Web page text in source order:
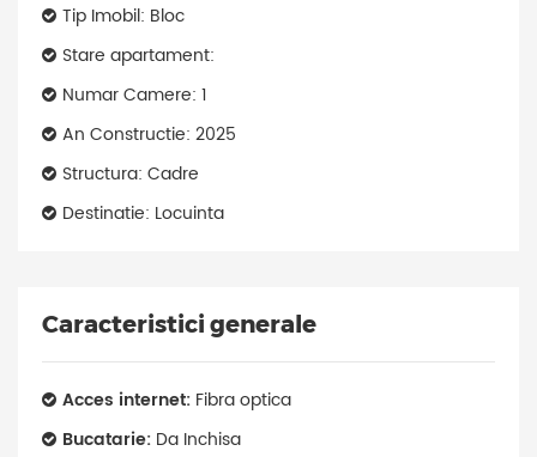
Tip Imobil: Bloc
Stare apartament:
Numar Camere: 1
An Constructie: 2025
Structura: Cadre
Destinatie: Locuinta
Caracteristici generale
Acces internet: Fibra optica
Bucatarie: Da Inchisa